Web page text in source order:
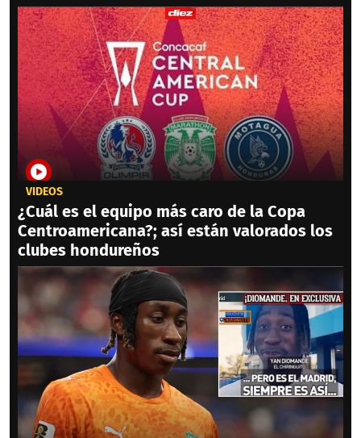
VIDEOS
¿Cuál es el equipo más caro de la Copa
Centroamericana?; así están valorados los
clubes hondureños